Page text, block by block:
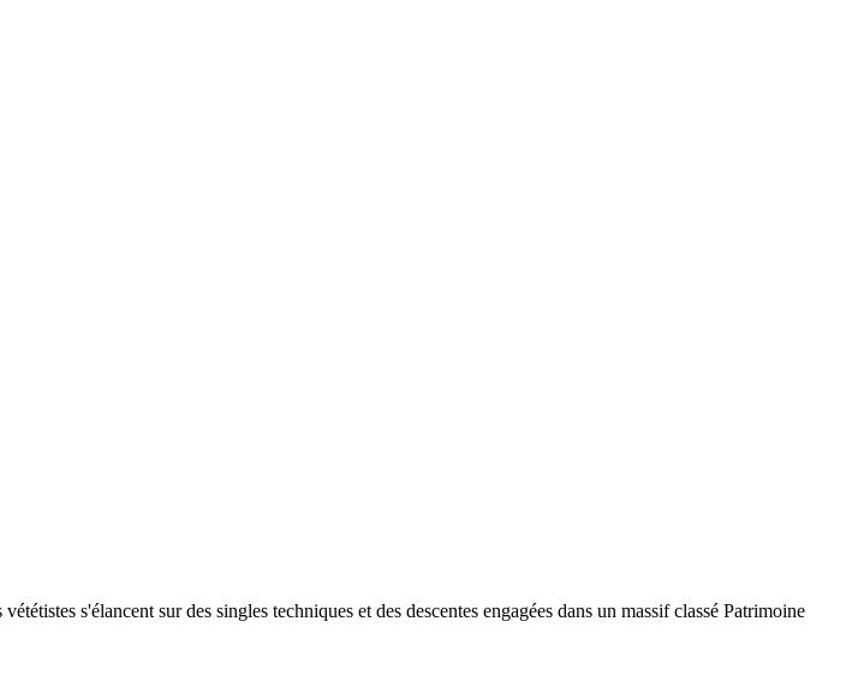
s'élancent sur des singles techniques et des descentes engagées dans un massif classé Patrimoine